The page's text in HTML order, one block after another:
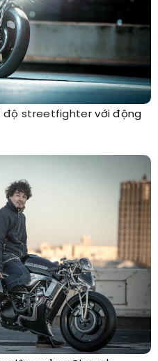
độ streetfightervới động